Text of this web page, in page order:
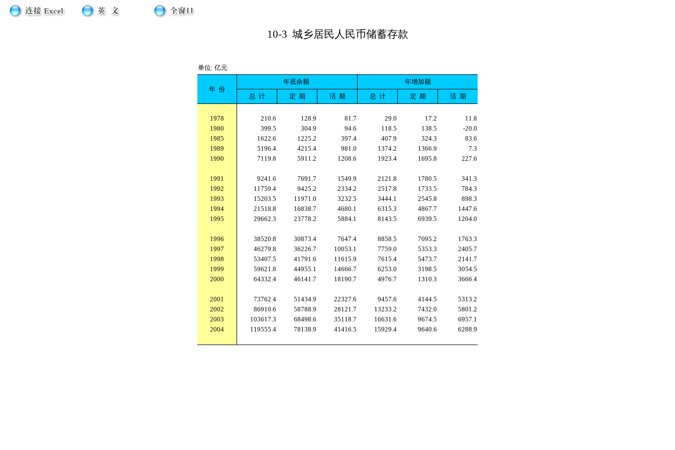
10-3 城乡居民人民币储蓄存款
单位: 亿元
年 份
年底余额
年增加额
总 计 定 期 活 期 总 计 定 期 活 期
1978 210.6 128.9 81.7 29.0 17.2
11.8
1980
399.5 304.9 94.6 118.5 138.5
-20.0
1985
1622.6 1225.2 397.4 407.9 324.3
83.6
1989
5196.4 4215.4 981.0 1374.2 1366.9
7.3
1990
7119.8 5911.2 1208.6 1923.4 1695.8 227.6
1991 9241.6 7691.7 1549.9 2121.8 1780.5
341.3
1992
11759.4 9425.2 2334.2 2517.8 1733.5
784.3
1993
15203.5 11971.0 3232.5 3444.1 2545.8
898.3
1994
21518.8 16838.7 4680.1 6315.3 4867.7
1447.6
1995
29662.3 23778.2 5884.1 8143.5 6939.5 1204.0
1996 38520.8 30873.4 7647.4 8858.5 7095.2
1763.3
1997
46279.8 36226.7 10053.1 7759.0 5353.3
2405.7
1998
53407.5 41791.6 11615.9 7615.4 5473.7
2141.7
1999
59621.8 44955.1 14666.7 6253.0 3198.5
3054.5
2000
64332.4 46141.7 18190.7 4976.7 1310.3 3666.4
2001 73762.4 51434.9 22327.6 9457.6 4144.5
5313.2
2002
86910.6 58788.9 28121.7 13233.2 7432.0
5801.2
2003
103617.3 68498.6 35118.7 16631.6 9674.5
6957.1
2004
119555.4 78138.9 41416.5 15929.4 9640.6 6288.9